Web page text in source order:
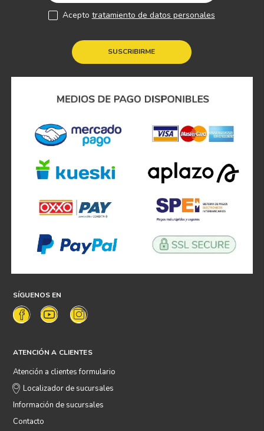
SUSCRIBIRME
Acepto tratamiento de datos personales
SÍGUENOS EN
ATENCIÓN A CLIENTES
Atención a clientes formulario
Localizador de sucursales
Información de sucursales
Contacto